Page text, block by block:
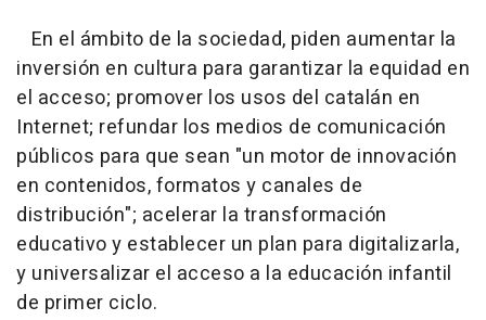
En el ámbito de la sociedad, piden aumentar la
inversión en cultura para garantizar la equidad en
el acceso; promover los usos del catalán en
Internet; refundar los medios de comunicación
públicos para que sean "un motor de innovación
en contenidos, formatos y canales de
distribución"; acelerar la transformación
educativo y establecer un plan para digitalizarla,
y universalizar el acceso a la educación infantil
de primer ciclo.